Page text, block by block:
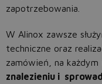
zapotrzebowania.
W Alinox zawsze
techniczne oraz
zamówień, na każdym
znalezieniu i